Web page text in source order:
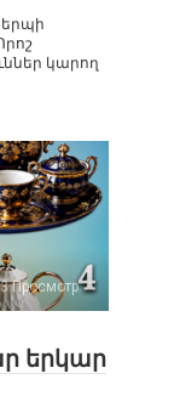
կարող
Просмотр
երկար